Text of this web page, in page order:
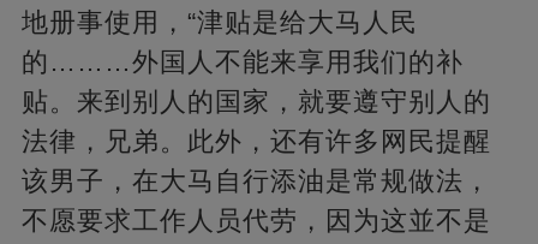
地册事使用，“津贴是给大马人民
的………外国人不能来享用我们的补
贴。来到别人的国家，就要遵守别人的
法律，兄弟。此外，还有许多网民提醒
该男子，在大马自行添油是常规做法，
不愿要求工作人员代劳，因为这並不是